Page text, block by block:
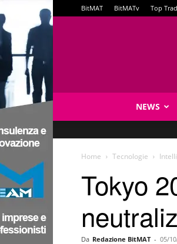
BitMAT BitMATv Top
NEWS
Home Tecnologie
Tokyo
Da Redazione BitMAT - 05/